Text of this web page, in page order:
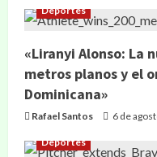
Deportes
«Liranyi Alonso: La
metros planos y el
Dominicana»
Rafael Santos 6 de
Deportes